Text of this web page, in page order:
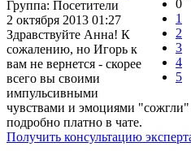
0
1
2
3
4
5
Группа: Посетители
2 октября 2013 01:27
Здравствуйте Анна! К
сожалению, но Игорь к
вам не вернется - скорее
всего вы своими
импульсивными
чувствами и эмоциями
подробно платно в чате.
Получить консультацию